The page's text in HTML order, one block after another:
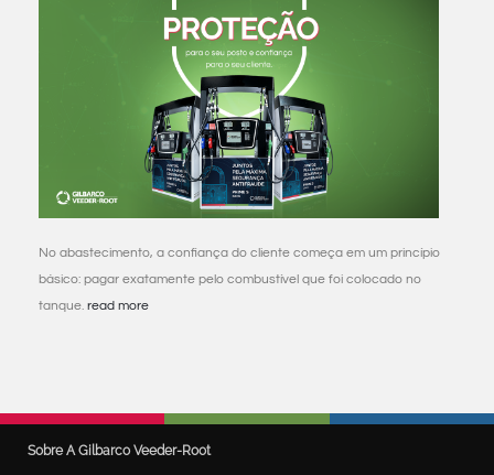
No abastecimento, a confiança do cliente começa em um princípio
básico: pagar exatamente pelo combustível que foi colocado no
tanque. read more
Sobre A Gilbarco Veeder-Root